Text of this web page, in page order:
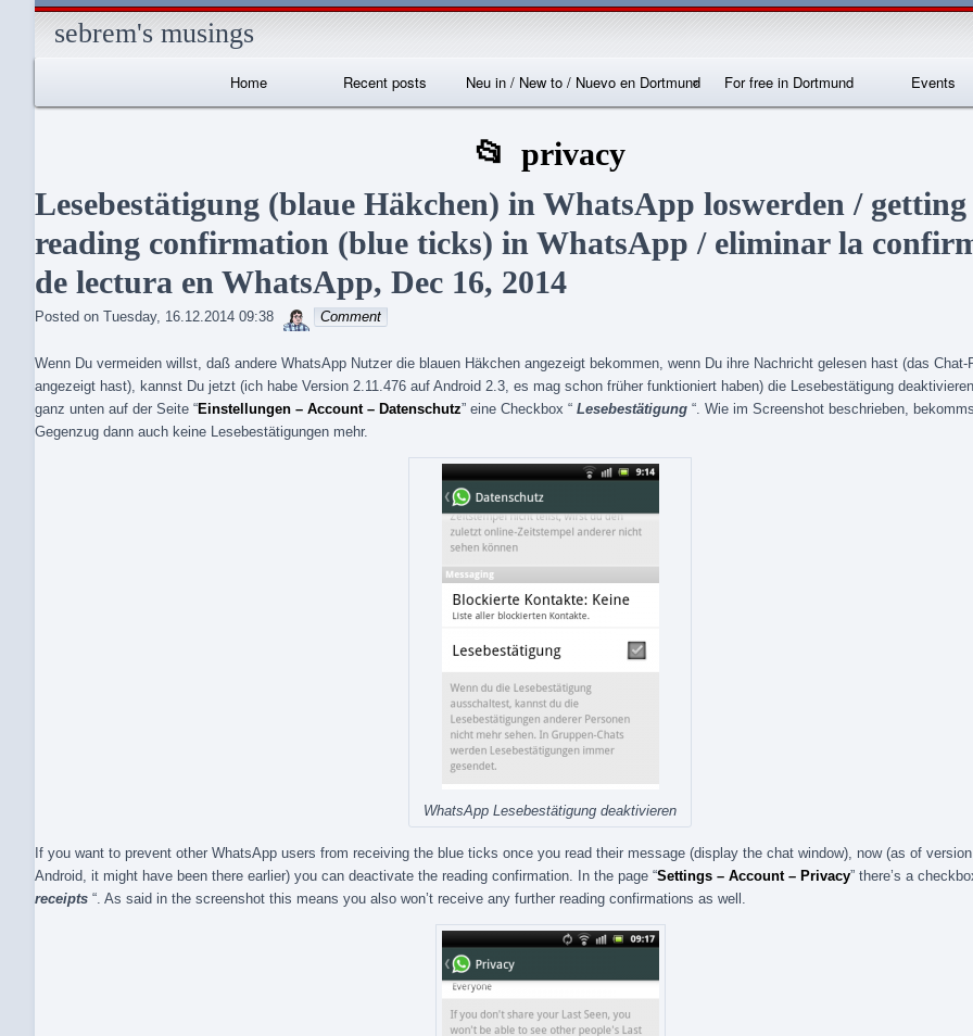
Skip
Skip
Skip
2
Skip
2
Skip
Skip
Skip
2
Skip
Skip
Skip
FACEBOOK
Skip
Skip
Skip
sebrem's musings
Home Recent posts Neu in / New to / Nuevo en Dortmund
Sprachcafé
Dortmund
For free in Dortmund Events
privacy
Lesebestätigung (blaue Häkchen) in WhatsApp loswerden /
reading confirmation (blue ticks) in WhatsApp / eliminar la
de lectura en WhatsApp, Dec 16, 2014
Posted on Tuesday, 16.12.2014 09:38 sebrem
Comment
Wenn Du vermeiden willst, daß andere WhatsApp Nutzer die blauen Häkchen angezeigt bekommen, wenn Du ihre Nachricht gelesen hast (das Chat-
angezeigt hast), kannst Du jetzt (ich habe Version 2.11.476 auf Android 2.3, es mag schon früher funktioniert haben) die Lesebestätigung
ganz unten auf der Seite “Einstellungen – Account – Datenschutz” eine Checkbox “ Lesebestätigung “. Wie im Screenshot beschrieben,
Gegenzug dann auch keine Lesebestätigungen mehr.
WhatsApp Lesebestätigung deaktivieren
If you want to prevent other WhatsApp users from receiving the blue ticks once you read their message (display the chat window), now (as of
Android, it might have been there earlier) you can deactivate the reading confirmation. In the page “Settings – Account – Privacy” there’s a
receipts “. As said in the screenshot this means you also won’t receive any further reading confirmations as well.